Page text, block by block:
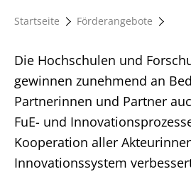
Startseite Förderangebote
Die Hochschulen und
gewinnen zunehmend an
Partnerinnen und Partner
FuE- und
Kooperation aller
Innovationssystem